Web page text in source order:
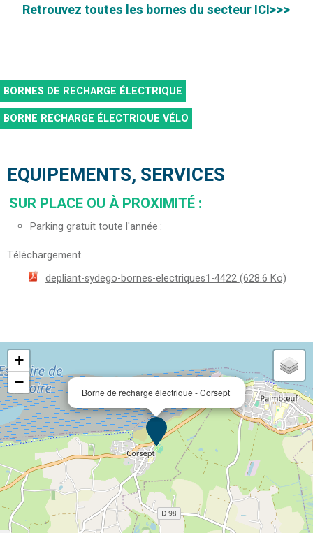
Retrouvez toutes les bornes du secteur ICI>>>
BORNES DE RECHARGE ÉLECTRIQUE
BORNE RECHARGE ÉLECTRIQUE VÉLO
EQUIPEMENTS, SERVICES
SUR PLACE OU À PROXIMITÉ :
Parking gratuit toute l'année
Téléchargement
depliant-sydego-bornes-electriques1-4422(628.6 Ko)
Borne de recharge électrique - Corsept
+
−